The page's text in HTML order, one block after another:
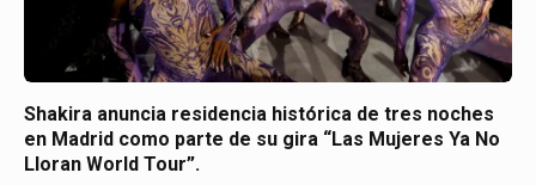
Shakira anuncia residencia histórica de tres noches
en Madrid como parte de su gira “Las Mujeres Ya No
Lloran World Tour”.